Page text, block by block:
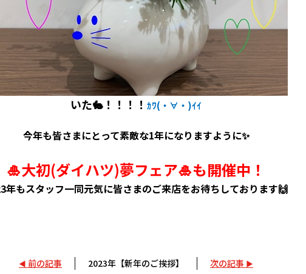
いた🐇！！！！ ｶﾜ(・∀・)ｲｲ
今年も皆さまにとって素敵な1年になりますように✨
🎍大初(ダイハツ)夢フェア🎍も開催中！
年もスタッフ一同元気に皆さまのご来店をお待ちしております🙌
前の記事 2023年【新年のご挨拶】 次の記事